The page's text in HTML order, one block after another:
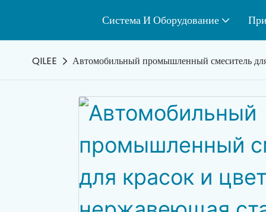
Система И Оборудование
QILEE Автомобильный промышленный смеситель